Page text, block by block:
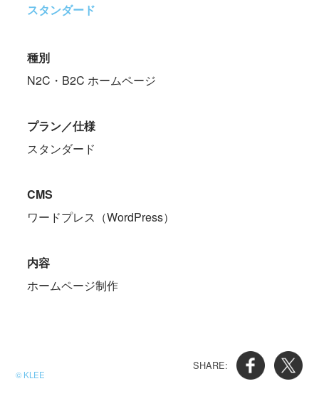
スタンダード
種別
N2C・B2C ホームページ
プラン／仕様
スタンダード
CMS
ワードプレス（WordPress）
内容
ホームページ制作
© KLEE